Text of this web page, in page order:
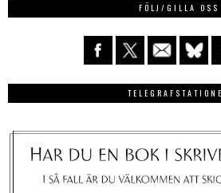
FÖLJ/GILLA OSS